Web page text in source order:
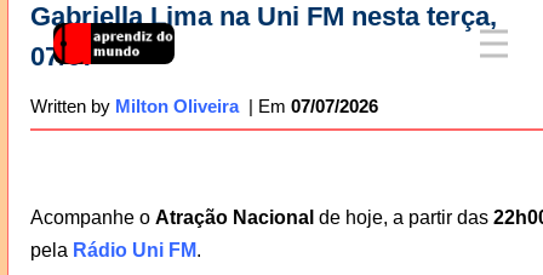
Gabriella Lima na Uni FM nesta terça,
07/07
Written by Milton Oliveira 07/07/2026
Acompanhe o Atração Nacional de hoje, a partir das
pela Rádio Uni FM.